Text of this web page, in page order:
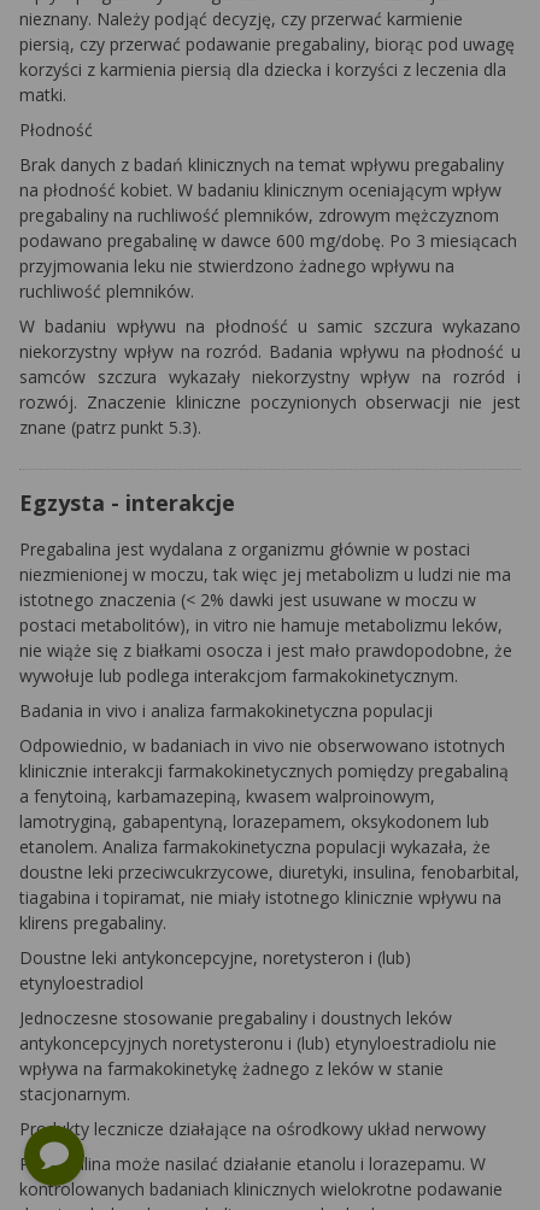
nieznany. Należy podjąć decyzję, czy przerwać karmienie
piersią, czy przerwać podawanie pregabaliny, biorąc pod uwagę
korzyści z karmienia piersią dla dziecka i korzyści z leczenia dla
matki.
Płodność
Brak danych z badań klinicznych na temat wpływu pregabaliny
na płodność kobiet. W badaniu klinicznym oceniającym wpływ
pregabaliny na ruchliwość plemników, zdrowym mężczyznom
podawano pregabalinę w dawce 600 mg/dobę. Po 3 miesiącach
przyjmowania leku nie stwierdzono żadnego wpływu na
ruchliwość plemników.
W badaniu wpływu na płodność u samic szczura wykazano
niekorzystny wpływ na rozród. Badania wpływu na płodność u
samców szczura wykazały niekorzystny wpływ na rozród i
rozwój. Znaczenie kliniczne poczynionych obserwacji nie jest
znane (patrz punkt 5.3).
Egzysta - interakcje
Pregabalina jest wydalana z organizmu głównie w postaci
niezmienionej w moczu, tak więc jej metabolizm u ludzi nie ma
istotnego znaczenia (< 2% dawki jest usuwane w moczu w
postaci metabolitów), in vitro nie hamuje metabolizmu leków,
nie wiąże się z białkami osocza i jest mało prawdopodobne, że
wywołuje lub podlega interakcjom farmakokinetycznym.
Badania in vivo i analiza farmakokinetyczna populacji
Odpowiednio, w badaniach in vivo nie obserwowano istotnych
klinicznie interakcji farmakokinetycznych pomiędzy pregabaliną
a fenytoiną, karbamazepiną, kwasem walproinowym,
lamotryginą, gabapentyną, lorazepamem, oksykodonem lub
etanolem. Analiza farmakokinetyczna populacji wykazała, że
doustne leki przeciwcukrzycowe, diuretyki, insulina, fenobarbital,
tiagabina i topiramat, nie miały istotnego klinicznie wpływu na
klirens pregabaliny.
Doustne leki antykoncepcyjne, noretysteron i (lub)
etynyloestradiol
Jednoczesne stosowanie pregabaliny i doustnych leków
antykoncepcyjnych noretysteronu i (lub) etynyloestradiolu nie
wpływa na farmakokinetykę żadnego z leków w stanie
stacjonarnym.
Produkty lecznicze działające na ośrodkowy układ nerwowy
Pregabalina może nasilać działanie etanolu i lorazepamu. W
kontrolowanych badaniach klinicznych wielokrotne podawanie